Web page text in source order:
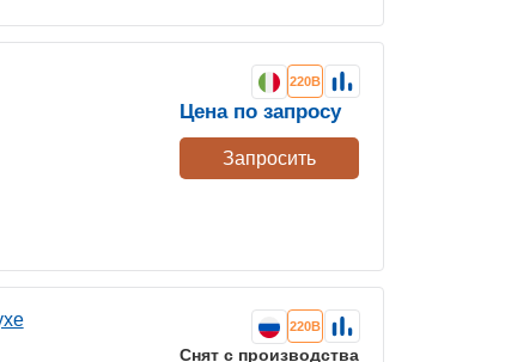
220В
Цена по запросу
Запросить
220В
Снят с производства